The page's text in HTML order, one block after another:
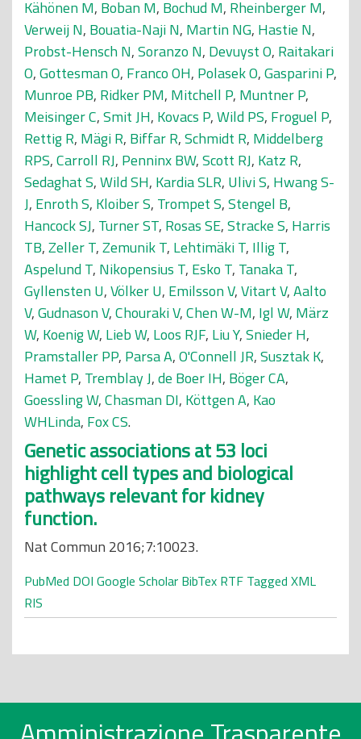
Kähönen M, Boban M, Bochud M, Rheinberger M,
Verweij N, Bouatia-Naji N, Martin NG, Hastie N,
Probst-Hensch N,Soranzo N, Devuyst O, Raitakari
O,Gottesman O, Franco OH, Polasek O,Gasparini P,
Munroe PB, Ridker PM, Mitchell P, Muntner P,
Meisinger C,Smit JH, Kovacs P,Wild PS, Froguel P,
Rettig R, Mägi R, Biffar R,Schmidt R, Middelberg
RPS,Carroll RJ, Penninx BW,Scott RJ, Katz R,
Sedaghat S,Wild SH, Kardia SLR, Ulivi S, Hwang S-
J, Enroth S, Kloiber S, Trompet S,Stengel B,
Hancock SJ, Turner ST, Rosas SE,Stracke S, Harris
TB,Zeller T,Zemunik T, Lehtimäki T, Illig T,
Aspelund T, Nikopensius T, Esko T, Tanaka T,
Gyllensten U,Völker U, Emilsson V,Vitart V,Aalto
V,Gudnason V,Chouraki V,Chen W-M, Igl W, März
W, Koenig W, Lieb W, Loos RJF, Liu Y,Snieder H,
Pramstaller PP, Parsa A,O'Connell JR,Susztak K,
Hamet P, Tremblay J,de Boer IH, Böger CA,
Goessling W,Chasman DI, Köttgen A, Kao
WHLinda, Fox CS.
Genetic associations at 53 loci
highlight cell types and biological
pathways relevant for kidney
function.
Nat Commun 2016;7:10023.
PubMed DOI Google Scholar BibTex RTF Tagged XML
RIS